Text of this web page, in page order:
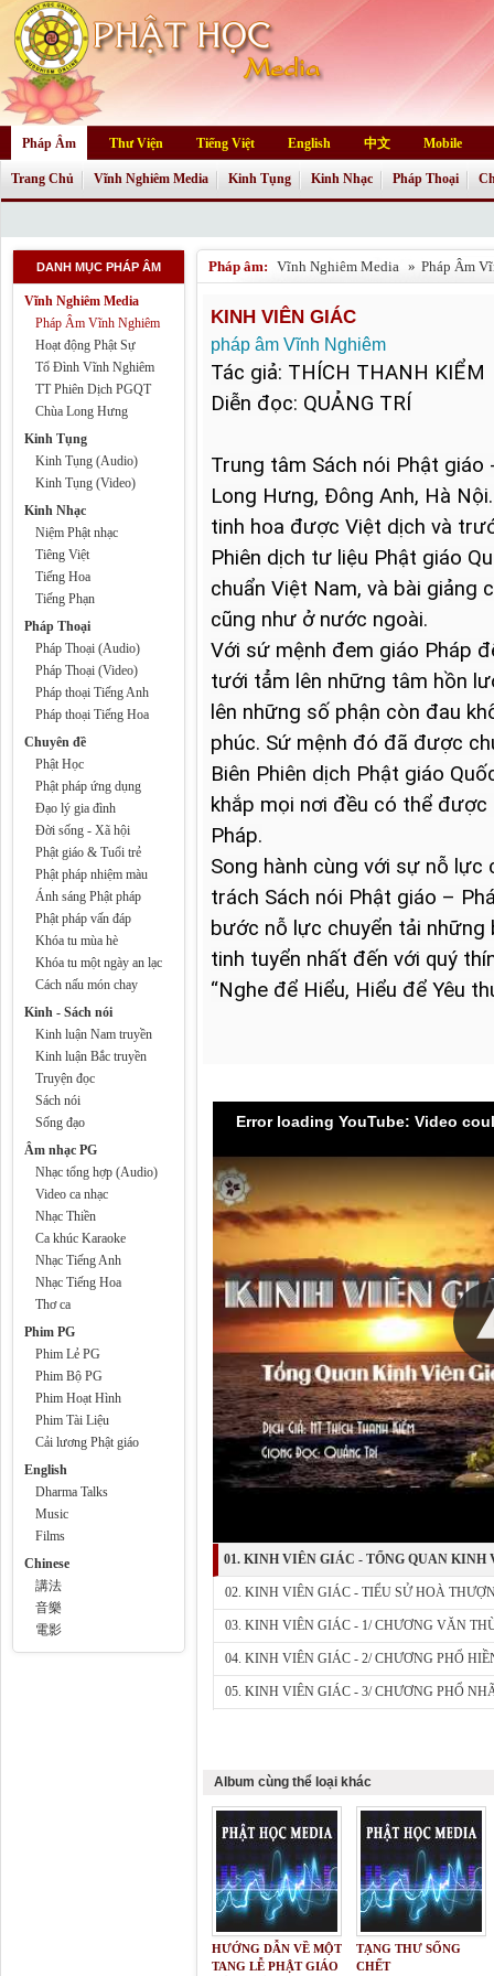
Pháp Âm Thư Viện Tiếng Việt English 中文 Mobile
Trang Chủ Vĩnh Nghiêm Media Kinh Tụng Kinh Nhạc Pháp Thoại
DANH MỤC PHÁP ÂM
Vĩnh Nghiêm Media
Pháp Âm Vĩnh Nghiêm
Hoạt động Phật Sự
Tổ Đình Vĩnh Nghiêm
TT Phiên Dịch PGQT
Chùa Long Hưng
Kinh Tụng
Kinh Tụng (Audio)
Kinh Tụng (Video)
Kinh Nhạc
Niệm Phật nhạc
Tiêng Việt
Tiếng Hoa
Tiếng Phạn
Pháp Thoại
Pháp Thoại (Audio)
Pháp Thoại (Video)
Pháp thoại Tiếng Anh
Pháp thoại Tiếng Hoa
Chuyên đề
Phật Học
Phật pháp ứng dụng
Đạo lý gia đình
Đời sống - Xã hội
Phật giáo & Tuổi trẻ
Phật pháp nhiệm màu
Ánh sáng Phật pháp
Phật pháp vấn đáp
Khóa tu mùa hè
Khóa tu một ngày an lạc
Cách nấu món chay
Kinh - Sách nói
Kinh luận Nam truyền
Kinh luận Bắc truyền
Truyện đọc
Sách nói
Sống đạo
Âm nhạc PG
Nhạc tổng hợp (Audio)
Video ca nhạc
Nhạc Thiền
Ca khúc Karaoke
Nhạc Tiếng Anh
Nhạc Tiếng Hoa
Thơ ca
Phim PG
Phim Lẻ PG
Phim Bộ PG
Phim Hoạt Hình
Phim Tài Liệu
Cải lương Phật giáo
English
Dharma Talks
Music
Films
Chinese
講法
音樂
電影
Pháp âm: Vĩnh Nghiêm Media » Pháp Âm
KINH VIÊN GIÁC
pháp âm Vĩnh Nghiêm
Tác giả: THÍCH THANH KIỂM
Diễn đọc: QUẢNG TRÍ
Trung tâm Sách nói Phật giáo
Long Hưng, Đông Anh, Hà
tinh hoa được Việt dịch và
Phiên dịch tư liệu Phật giáo
chuẩn Việt Nam, và bài giảng
cũng như ở nước ngoài.
Với sứ mệnh đem giáo Pháp
tưới tẳm lên những tâm hồn
lên những số phận còn đau
phúc. Sứ mệnh đó đã được
Biên Phiên dịch Phật giáo
khắp mọi nơi đều có thể được
Pháp.
Song hành cùng với sự nỗ lực
trách Sách nói Phật giáo –
bước nỗ lực chuyển tải những
tinh tuyển nhất đến với quý
Error loading YouTube: Video
01. KINH VIÊN GIÁC - TỔNG QUAN KINH
02. KINH VIÊN GIÁC - TIỂU SỬ HOÀ
03. KINH VIÊN GIÁC - 1/ CHƯƠNG VĂN
04. KINH VIÊN GIÁC - 2/ CHƯƠNG PHỔ
05. KINH VIÊN GIÁC - 3/ CHƯƠNG PHỔ
08. KINH VIÊN GIÁC - 5/ CHƯƠNG DI LẶC
09. KINH VIÊN GIÁC - 6/ CHƯƠNG THANH
10. KINH VIÊN GIÁC - 7/ CHƯƠNG OAI
11. KINH VIÊN GIÁC - 8/ CHƯƠNG BIỆN ÂM
12. KINH VIÊN GIÁC - 9/ CHƯƠNG TỊNH
13. KINH VIÊN GIÁC - 10/ CHƯƠNG PHỔ
Album cùng thể loại khác
HƯỚNG DẪN VỀ MỘT
TANG LỄ PHẬT GIÁO
TẠNG THƯ SỐNG
CHẾT